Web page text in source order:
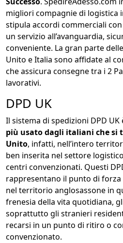
migliori compagnie di logistica
stipula accordi commerciali
un servizio all’avanguardia,
conveniente. La gran parte
Unito e Italia sono affidate al
che assicura consegne tra i 2
lavorativi.
DPD UK
Il sistema di spedizioni DPD
più usato dagli italiani che si
Unito, infatti, nell’intero
ben inserita nel settore
centri convenzionati. Questi
rappresentano il punto di
nel territorio anglosassone in
frenesia della vita quotidiana,
soprattutto gli stranieri
recarsi in un punto di ritiro o
convenzionato.